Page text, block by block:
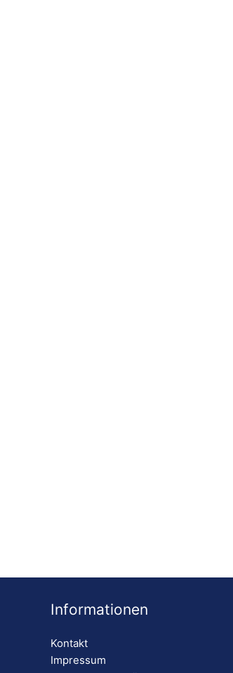
Informationen
Kontakt
Impressum